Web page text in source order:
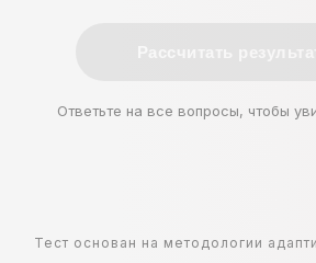
Ответьте на все вопросы, чтобы
Тест основан на методологии